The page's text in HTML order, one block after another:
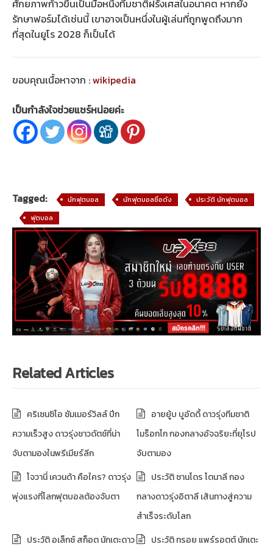
ศักยภาพก้าวขึ้นเป็นมือหนึ่งทีมชาติฝรั่งเศสในอนาคต หากยัง
รักษาฟอร์มได้เช่นนี้ เขาอาจเป็นหนึ่งในผู้เล่นที่ถูกพูดถึงมาก
ที่สุดในยูโร 2028 ก็เป็นได้
ขอบคุณเนื้อหาจาก :wikipedia
เป็นกำลังใจช่วยแชร์หน่อยค่ะ
Tagged: นักฟุตบอล นักฟุตบอลชื่อดัง
ประวัติ นักฟุตบอล
ฟุตบอล
Related Articles
คริเซนซิโอ ซัมเมอร์วิลล์ ปีก
ความเร็วสูง ดาวรุ่งชาวดัตช์ที่น่า
จับตามองในพรีเมียร์ลีก
อายยู้บ บูอัดดี้ ดาวรุ่งทีมชาติ
โมร็อกโก กองกลางอัจฉริยะที่ยุโรป
จับตามอง
โจวานี่ เควนด้า คือใคร? ดาวรุ่ง
พุ่งแรงที่โลกฟุตบอลต้องจับตา
ประวัติ ซานโดร โตนาลี กอง
กลางดาวรุ่งอิตาลี เส้นทางสู่ความ
สำเร็จระดับโลก
ประวัติ อเล็กซ์ สก็อต นักเตะดาว
ประวัติ ทรอย แพร์รอตต์ นักเตะ